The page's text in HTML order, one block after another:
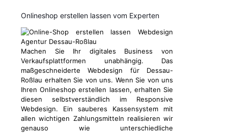
Onlineshop erstellen lassen vom Experten
Machen Sie Ihr digitales Business von
Verkaufsplattformen unabhängig. Das
maßgeschneiderte Webdesign für Dessau-
Roßlau erhalten Sie von uns. Wenn Sie von uns
Ihren Onlineshop erstellen lassen, erhalten Sie
diesen selbstverständlich im Responsive
Webdesign. Ein sauberes Kassensystem mit
allen wichtigen Zahlungsmitteln realisieren wir
genauso wie unterschiedliche